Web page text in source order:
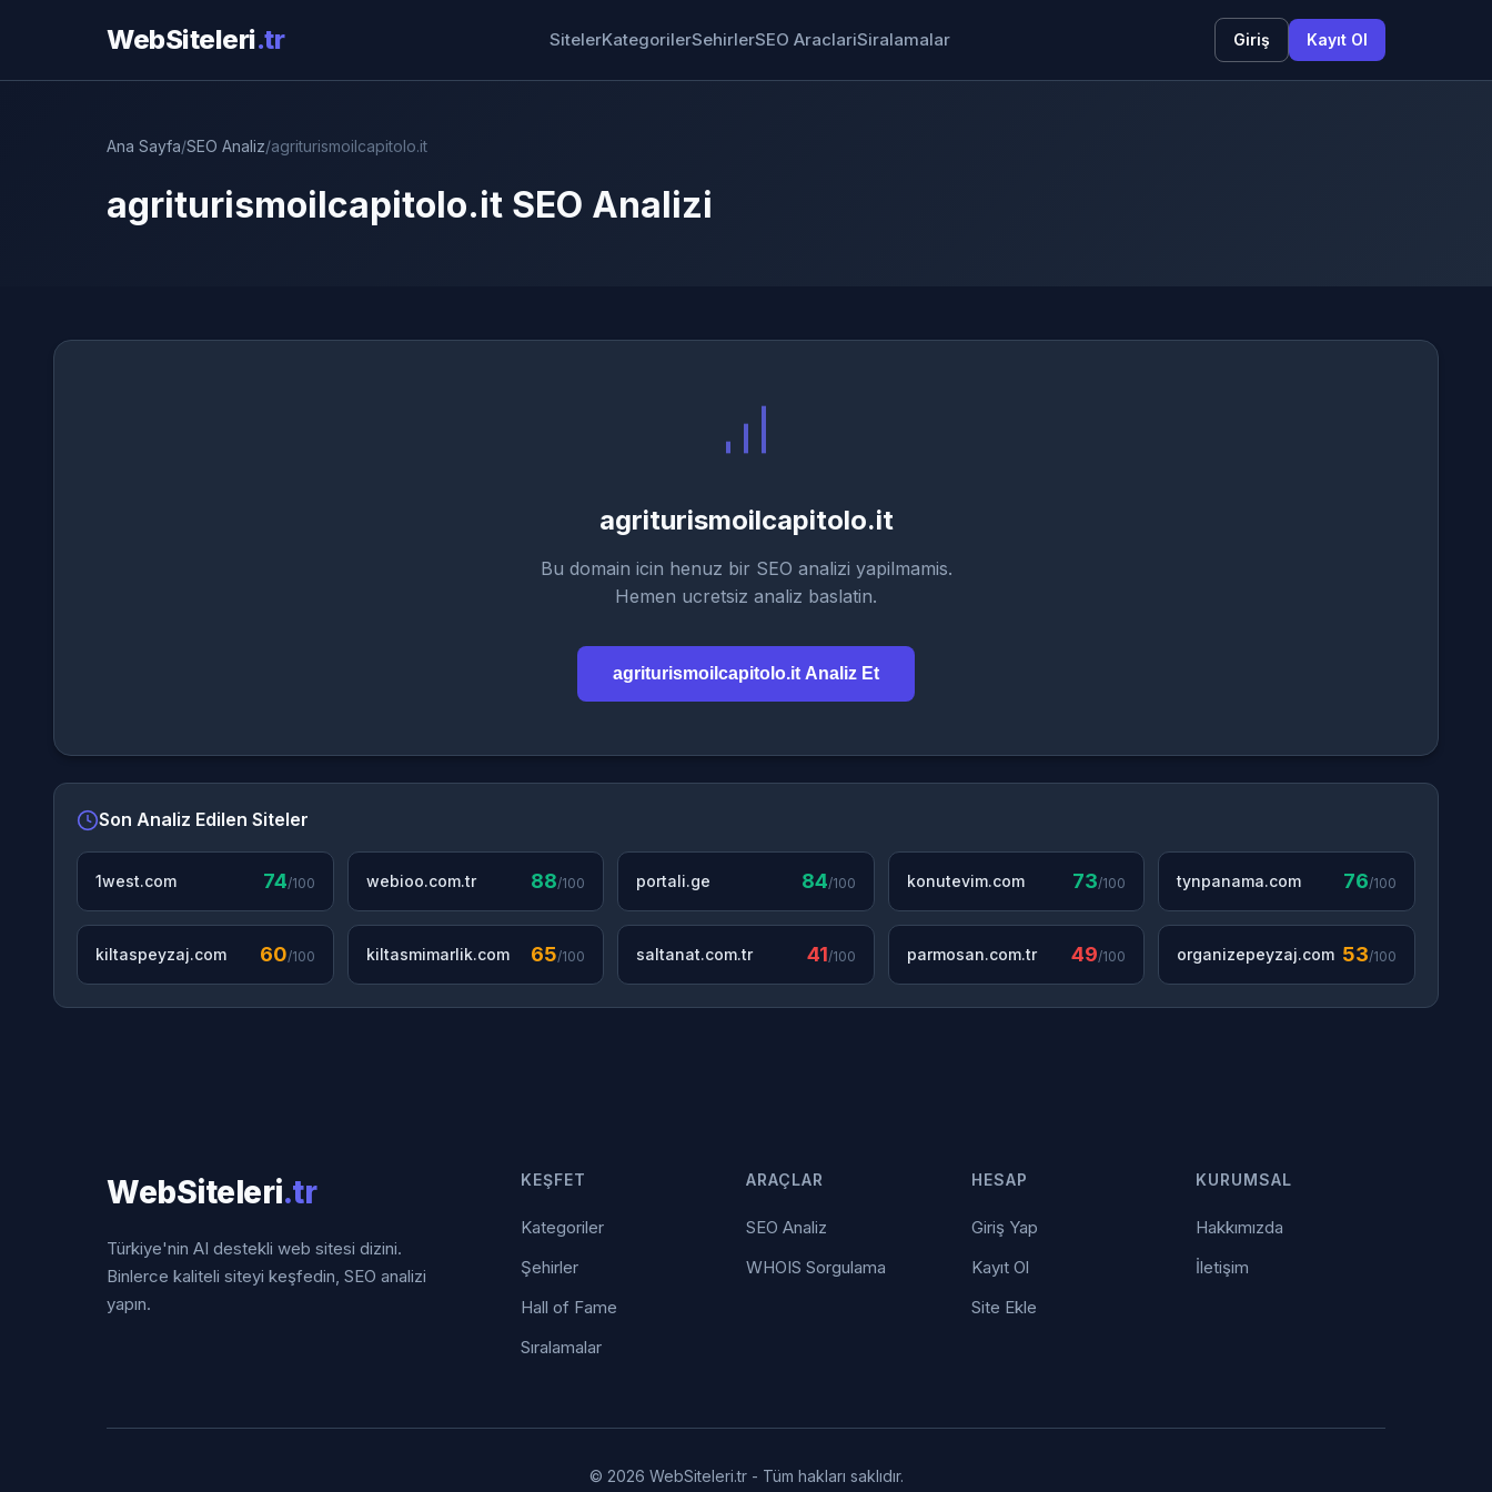
WebSiteleri.tr SitelerKategorilerSehirlerSEO AraclariSiralamalar Giriş Kayıt Ol
Ana Sayfa/SEO Analiz/agriturismoilcapitolo.it
agriturismoilcapitolo.it SEO Analizi
agriturismoilcapitolo.it
Bu domain icin henuz bir SEO analizi yapilmamis.
Hemen ucretsiz analiz baslatin.
agriturismoilcapitolo.it Analiz Et
Son Analiz Edilen Siteler
1west.com 74/100 webioo.com.tr 88/100 portali.ge 84/100 konutevim.com 73/100 tynpanama.com 76/100
kiltaspeyzaj.com 60/100 kiltasmimarlik.com 65/100 saltanat.com.tr 41/100 parmosan.com.tr 49/100 organizepeyzaj.com 53/100
WebSiteleri.tr
Türkiye'nin AI destekli web sitesi dizini.
Binlerce kaliteli siteyi keşfedin, SEO analizi
yapın.
KEŞFET
Kategoriler
Şehirler
Hall of Fame
Sıralamalar
ARAÇLAR
SEO Analiz
WHOIS Sorgulama
HESAP
Giriş Yap
Kayıt Ol
Site Ekle
KURUMSAL
Hakkımızda
İletişim
© 2026 WebSiteleri.tr - Tüm hakları saklıdır.